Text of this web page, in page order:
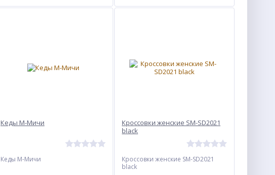
Кеды М-Мичи
Кеды М-Мичи
Кроссовки женские SM-SD2021
black
Кроссовки женские SM-SD2021
black